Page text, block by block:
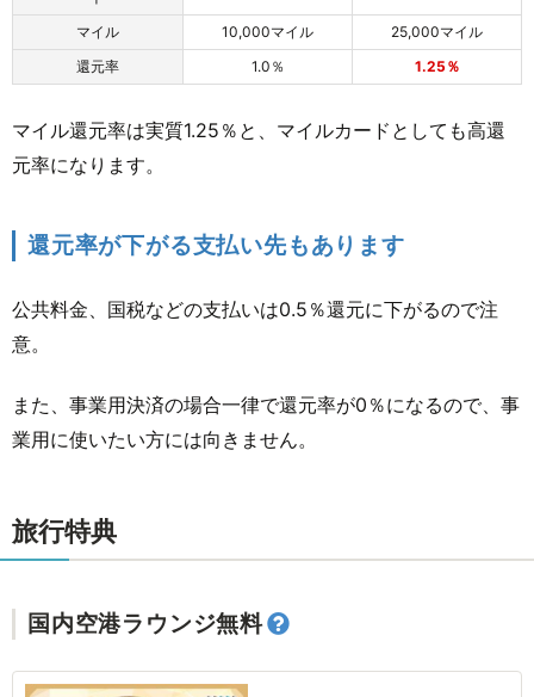
マイル
10,000マイル
25,000マイル
還元率
1.0％ 1.25％
マイル還元率は実質1.25％と、マイルカードとしても高還
元率になります。
還元率が下がる支払い先もあります
公共料金、国税などの支払いは0.5％還元に下がるので注
意。
また、事業用決済の場合一律で還元率が0％になるので、事
業用に使いたい方には向きません。
旅行特典
国内空港ラウンジ無料